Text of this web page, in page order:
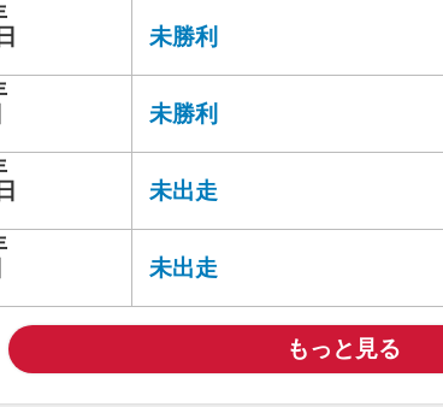
未勝利
未勝利
未出走
未出走
もっと見る